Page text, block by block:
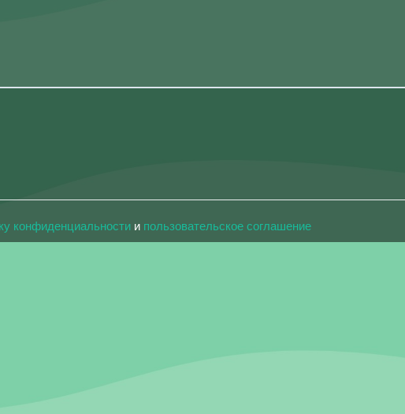
конфиденциальности и пользовательское соглашение